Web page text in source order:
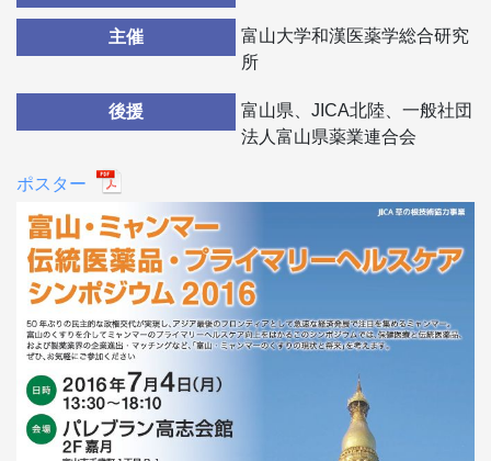
主催
富山大学和漢医薬学総合研究
所
後援
富山県、JICA北陸、一般社団
法人富山県薬業連合会
ポスター